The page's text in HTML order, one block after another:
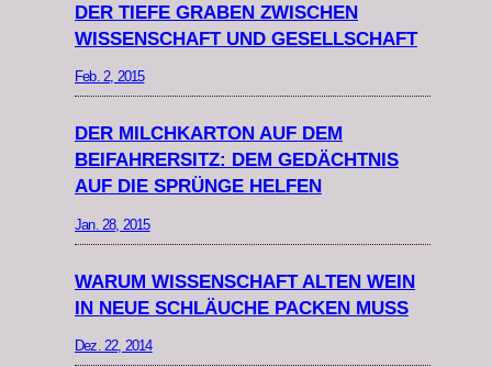
DER TIEFE GRABEN ZWISCHEN
WISSENSCHAFT UND GESELLSCHAFT
Feb. 2, 2015
DER MILCHKARTON AUF DEM
BEIFAHRERSITZ: DEM GEDÄCHTNIS
AUF DIE SPRÜNGE HELFEN
Jan. 28, 2015
WARUM WISSENSCHAFT ALTEN WEIN
IN NEUE SCHLÄUCHE PACKEN MUSS
Dez. 22, 2014